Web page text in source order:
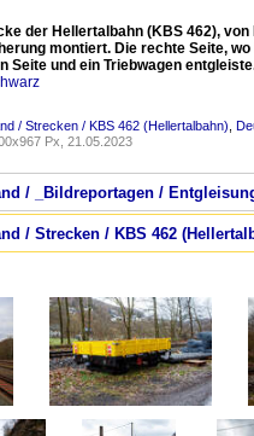
der Hellertalbahn (KBS 462),
montiert. Die rechte Seite,
Seite und ein Triebwagen
/ Strecken / KBS 462 (Hellertalbahn)
Px, 21.05.2023
/ _Bildreportagen /
/ Strecken / KBS 462